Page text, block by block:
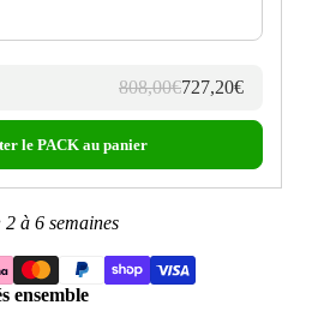
808,00€727,20€
le PACK au panier
2 à 6 semaines
ensemble